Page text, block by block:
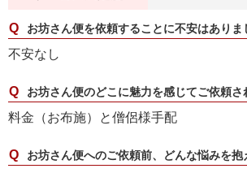
お坊さん便を依頼することに不安はありま
不安なし
お坊さん便のどこに魅力を感じてご依頼さ
料金（お布施）と僧侶様手配
お坊さん便へのご依頼前、どんな悩みを抱